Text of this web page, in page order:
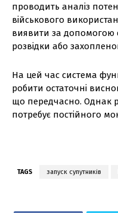
проводить аналіз
військового
виявити за допомогою
розвідки або
На цей час система
робити остаточні
що передчасно. Однак
потребує постійного
TAGS запуск супутників